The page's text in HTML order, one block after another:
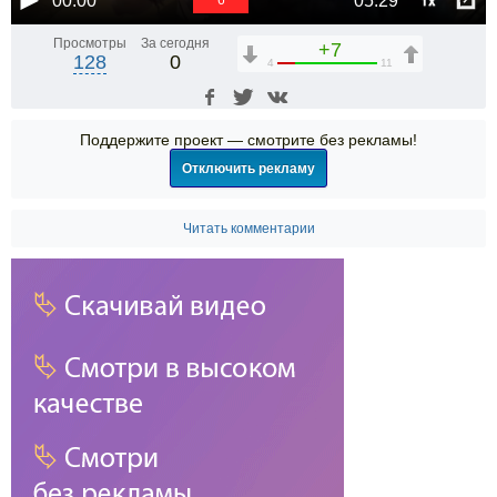
Просмотры
128
За сегодня
0
+7
4 11
Поддержите проект — смотрите без рекламы!
Отключить рекламу
Читать комментарии